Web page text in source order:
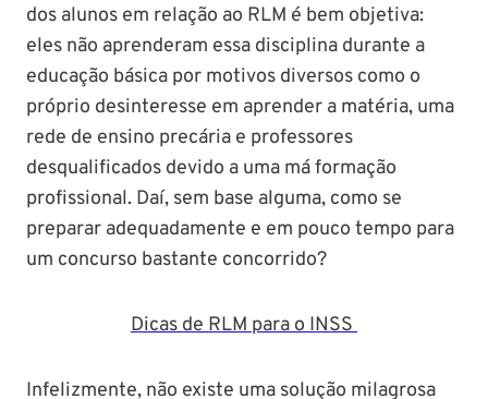
dos alunos em relação ao RLM é bem objetiva:
eles não aprenderam essa disciplina durante a
educação básica por motivos diversos como o
próprio desinteresse em aprender a matéria, uma
rede de ensino precária e professores
desqualificados devido a uma má formação
profissional. Daí, sem base alguma, como se
preparar adequadamente e em pouco tempo para
um concurso bastante concorrido?
Dicas de RLM para o INSS
Infelizmente, não existe uma solução milagrosa